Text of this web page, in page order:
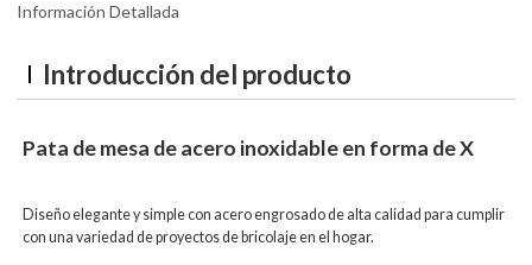
Información Detallada
Introducción del producto
Pata de mesa de acero inoxidable en forma de X
Diseño elegante y simple con acero engrosado de alta calidad para cumplir
con una variedad de proyectos de bricolaje en el hogar.